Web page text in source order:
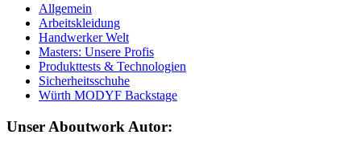
Allgemein
Arbeitskleidung
Handwerker Welt
Masters: Unsere Profis
Produkttests & Technologien
Sicherheitsschuhe
Würth MODYF Backstage
Unser Aboutwork Autor: